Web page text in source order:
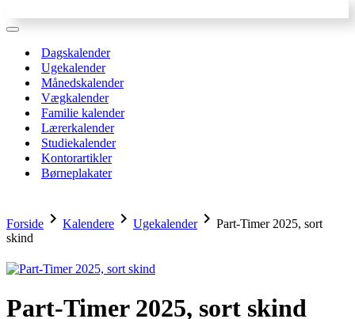
Navigation
Dagskalender
Ugekalender
Månedskalender
Vægkalender
Familie kalender
Lærerkalender
Studiekalender
Kontorartikler
Børneplakater
Forside chevron_right Kalendere chevron_right Ugekalenderchevron_right Part-Timer 2025, sort
skind
Part-Timer 2025, sort skind